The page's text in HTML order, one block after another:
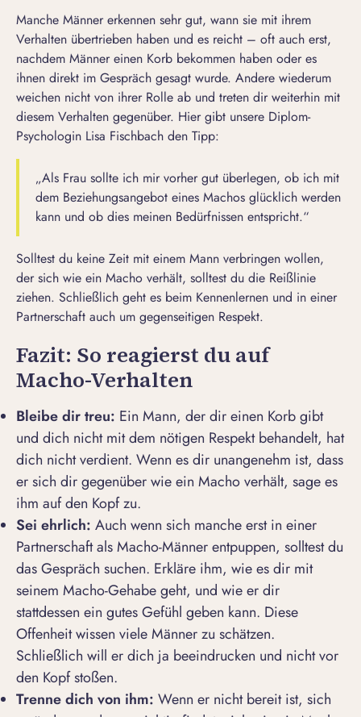
Manche Männer erkennen sehr gut, wann sie mit ihrem
Verhalten übertrieben haben und es reicht – oft auch erst,
nachdem Männer einen Korb bekommen haben oder es
ihnen direkt im Gespräch gesagt wurde. Andere wiederum
weichen nicht von ihrer Rolle ab und treten dir weiterhin mit
diesem Verhalten gegenüber. Hier gibt unsere Diplom-
Psychologin Lisa Fischbach den Tipp:
„Als Frau sollte ich mir vorher gut überlegen, ob ich mit
dem Beziehungsangebot eines Machos glücklich werden
kann und ob dies meinen Bedürfnissen entspricht.“
Solltest du keine Zeit mit einem Mann verbringen wollen,
der sich wie ein Macho verhält, solltest du die Reißlinie
ziehen. Schließlich geht es beim Kennenlernen und in einer
Partnerschaft auch um gegenseitigen Respekt.
Fazit: So reagierst du auf
Macho-Verhalten
Bleibe dir treu: Ein Mann, der dir einen Korb gibt
und dich nicht mit dem nötigen Respekt behandelt, hat
dich nicht verdient. Wenn es dir unangenehm ist, dass
er sich dir gegenüber wie ein Macho verhält, sage es
ihm auf den Kopf zu.
Sei ehrlich: Auch wenn sich manche erst in einer
Partnerschaft als Macho-Männer entpuppen, solltest du
das Gespräch suchen. Erkläre ihm, wie es dir mit
seinem Macho-Gehabe geht, und wie er dir
stattdessen ein gutes Gefühl geben kann. Diese
Offenheit wissen viele Männer zu schätzen.
Schließlich will er dich ja beeindrucken und nicht vor
den Kopf stoßen.
Trenne dich von ihm: Wenn er nicht bereit ist, sich